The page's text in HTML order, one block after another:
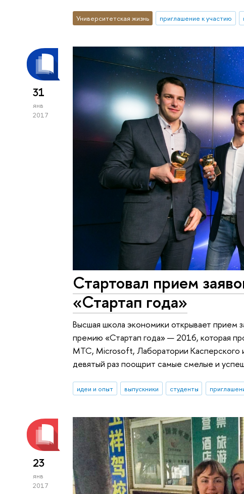
Университетская жизнь приглашение к участию
31
янв
2017
Стартовал прием
«Стартап года»
Высшая школа экономики открывает прием
премию «Стартап года» — 2016, которая
МТС, Microsoft, Лаборатории Касперского
девятый раз поощрит самые смелые и
идеи и опыт выпускники студенты
23
янв
2017